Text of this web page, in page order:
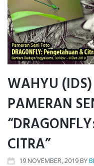
WAHYU
PAMERAN
CITRA”
19NOVEMBER, 2019 BY